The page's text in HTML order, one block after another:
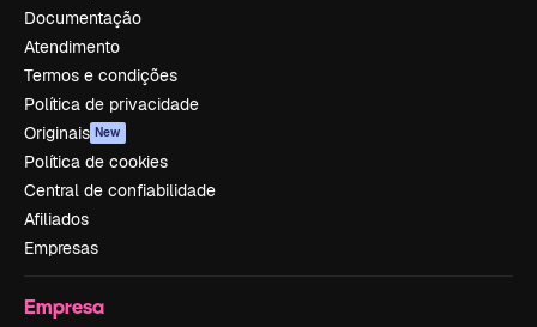
Documentação
Atendimento
Termos e condições
Política de privacidade
Originais New
Política de cookies
Central de confiabilidade
Afiliados
Empresas
Empresa